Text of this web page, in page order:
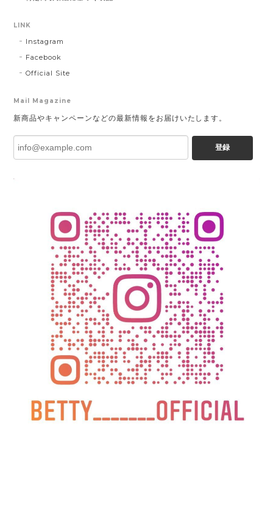
LINK
Instagram
Facebook
Official Site
Mail Magazine
新商品やキャンペーンなどの最新情報をお届けいたします。
登録